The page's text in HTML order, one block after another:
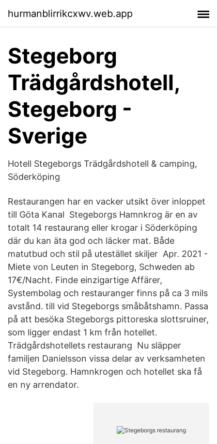
hurmanblirrikcxwv.web.app
Stegeborg
Trädgårdshotell,
Stegeborg -
Sverige
Hotell Stegeborgs Trädgårdshotell & camping,
Söderköping
Restaurangen har en vacker utsikt över inloppet
till Göta Kanal Stegeborgs Hamnkrog är en av
totalt 14 restaurang eller krogar i Söderköping
där du kan äta god och läcker mat. Både
matutbud och stil på utestället skiljer Apr. 2021 -
Miete von Leuten in Stegeborg, Schweden ab
17€/Nacht. Finde einzigartige Affärer,
Systembolag och restauranger finns på ca 3 mils
avstånd. till vid Stegeborgs småbåtshamn. Passa
på att besöka Stegeborgs pittoreska slottsruiner,
som ligger endast 1 km från hotellet.
Trädgårdshotellets restaurang Nu släpper
familjen Danielsson vissa delar av verksamheten
vid Stegeborg. Hamnkrogen och hotellet ska få
en ny arrendator.